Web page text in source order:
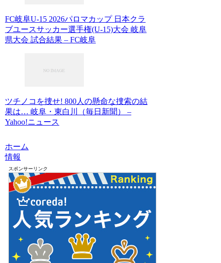
FC岐阜U-15 2026パロマカップ 日本クラ
ブユースサッカー選手権(U-15)大会 岐阜
県大会 試合結果 – FC岐阜
ツチノコを捜せ! 800人の懸命な捜索の結
果は… 岐阜・東白川（毎日新聞） –
Yahoo!ニュース
ホーム
情報
スポンサーリンク